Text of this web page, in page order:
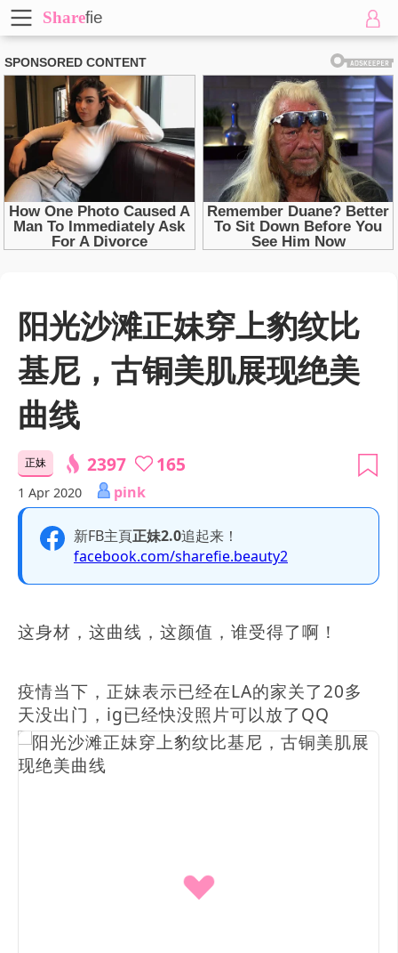
Sharefie
阳光沙滩正妹穿上豹纹比
基尼，古铜美肌展现绝美
曲线
正妹 2397 165
1 Apr 2020 pink
新FB主頁正妹2.0追起来！
facebook.com/sharefie.beauty2
这身材，这曲线，这颜值，谁受得了啊！
疫情当下，正妹表示已经在LA的家关了20多
天没出门，ig已经快没照片可以放了QQ